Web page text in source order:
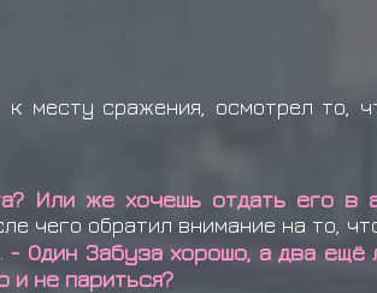
месту сражения, осмотрел то,
Или же хочешь отдать его в
чего обратил внимание на то,
- Один Забуза хорошо, а два ещё
и не париться?